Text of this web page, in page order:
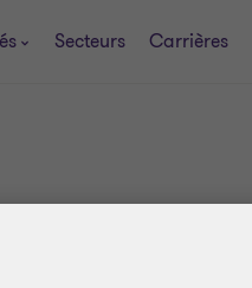
Secteurs Carrières